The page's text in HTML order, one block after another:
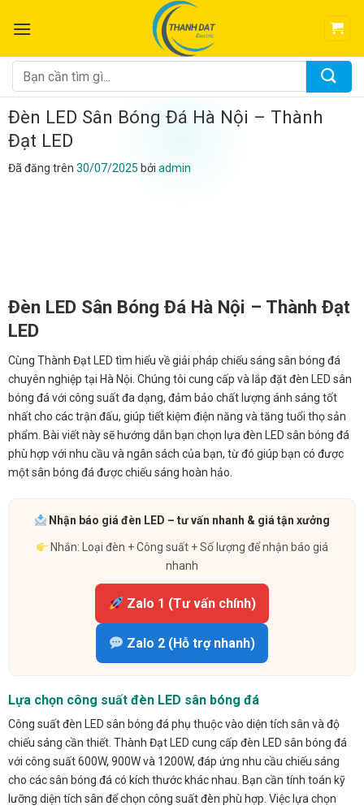
đến
dung
Tìm
kiếm:
Đèn LED Sân Bóng Đá Hà Nội – Thành
Đạt LED
Đã đăng trên 30/07/2025 bởi admin
Đèn LED Sân Bóng Đá Hà Nội – Thành Đạt
LED
Cùng Thành Đạt LED tìm hiểu về giải pháp chiếu sáng sân bóng đá
chuyên nghiệp tại Hà Nội. Chúng tôi cung cấp và lắp đặt đèn LED sân
bóng đá với công suất đa dạng, đảm bảo chất lượng ánh sáng tốt
nhất cho các trận đấu, giúp tiết kiệm điện năng và tăng tuổi thọ sản
phẩm. Bài viết này sẽ hướng dẫn bạn chọn lựa đèn LED sân bóng đá
phù hợp với nhu cầu và ngân sách của bạn, từ đó giúp bạn có được
một sân bóng đá được chiếu sáng hoàn hảo.
Nhận báo giá đèn LED – tư vấn nhanh & giá tận xưởng
Nhắn: Loại đèn + Công suất + Số lượng để nhận báo giá
nhanh
Zalo 1 (Tư vấn chính)
Zalo 2 (Hỗ trợ nhanh)
Lựa chọn công suất đèn LED sân bóng đá
Công suất đèn LED sân bóng đá phụ thuộc vào diện tích sân và độ
chiếu sáng cần thiết. Thành Đạt LED cung cấp đèn LED sân bóng đá
với công suất 600W, 900W và 1200W, đáp ứng nhu cầu chiếu sáng
cho các sân bóng đá có kích thước khác nhau. Bạn cần tính toán kỹ
lưỡng diện tích sân để chọn công suất đèn phù hợp. Việc lựa chọn